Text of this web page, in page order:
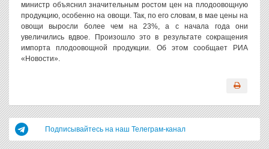
министр объяснил значительным ростом цен на плодоовощную
продукцию, особенно на овощи. Так, по его словам, в мае цены на
овощи выросли более чем на 23%, а с начала года они
увеличились вдвое. Произошло это в результате сокращения
импорта плодоовощной продукции. Об этом сообщает РИА
«Новости».
Подписывайтесь на наш Телеграм-канал